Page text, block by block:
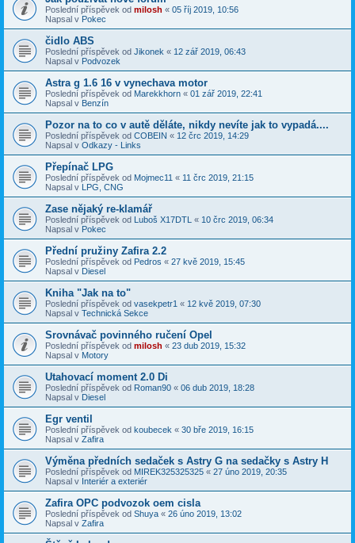
Poslední příspěvek od milosh « 05 říj 2019, 10:56
Napsal v Pokec
čidlo ABS
Poslední příspěvek od Jikonek « 12 zář 2019, 06:43
Napsal v Podvozek
Astra g 1.6 16 v vynechava motor
Poslední příspěvek od Marekkhorn « 01 zář 2019, 22:41
Napsal v Benzín
Pozor na to co v autě děláte, nikdy nevíte jak to vypadá....
Poslední příspěvek od COBEIN « 12 črc 2019, 14:29
Napsal v Odkazy - Links
Přepínač LPG
Poslední příspěvek od Mojmec11 « 11 črc 2019, 21:15
Napsal v LPG, CNG
Zase nějaký re-klamář
Poslední příspěvek od Luboš X17DTL « 10 črc 2019, 06:34
Napsal v Pokec
Přední pružiny Zafira 2.2
Poslední příspěvek od Pedros « 27 kvě 2019, 15:45
Napsal v Diesel
Kniha "Jak na to"
Poslední příspěvek od vasekpetr1 « 12 kvě 2019, 07:30
Napsal v Technická Sekce
Srovnávač povinného ručení Opel
Poslední příspěvek od milosh « 23 dub 2019, 15:32
Napsal v Motory
Utahovací moment 2.0 Di
Poslední příspěvek od Roman90 « 06 dub 2019, 18:28
Napsal v Diesel
Egr ventil
Poslední příspěvek od koubecek « 30 bře 2019, 16:15
Napsal v Zafira
Výměna předních sedaček s Astry G na sedačky s Astry H
Poslední příspěvek od MIREK325325325 « 27 úno 2019, 20:35
Napsal v Interiér a exteriér
Zafira OPC podvozok oem cisla
Poslední příspěvek od Shuya « 26 úno 2019, 13:02
Napsal v Zafira